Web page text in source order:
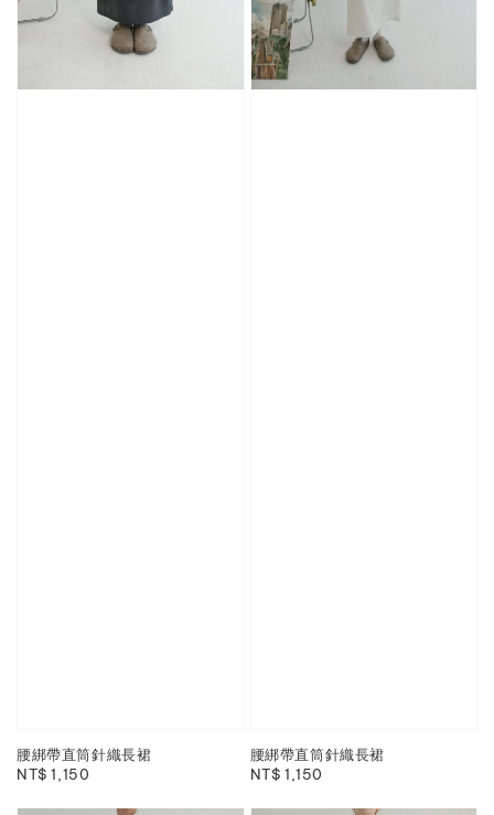
腰綁帶直筒針織長裙
Regular
NT$ 1,150
腰綁帶直筒針織長裙
Regular
NT$ 1,150